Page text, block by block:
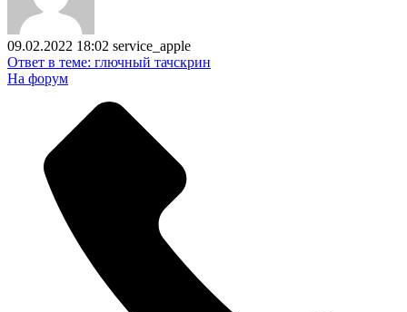
09.02.2022 18:02 service_apple
Ответ в теме: глючный тачскрин
На форум